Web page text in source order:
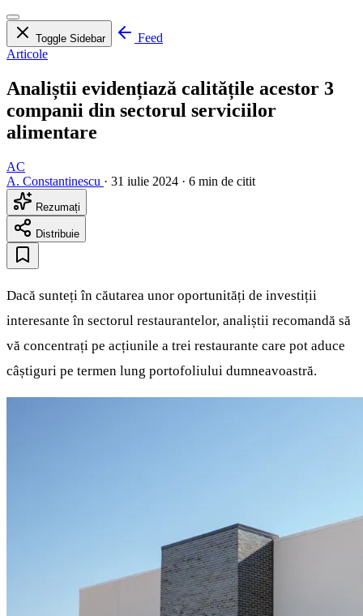
Toggle Sidebar
Feed
Articole
Analiștii evidențiază calitățile acestor 3
companii din sectorul serviciilor
alimentare
AC
A. Constantinescu · 31 iulie 2024 · 6 min de citit
Rezumați
Distribuie
Dacă sunteți în căutarea unor oportunități de investiții
interesante în sectorul restaurantelor, analiștii recomandă să
vă concentrați pe acțiunile a trei restaurante care pot aduce
câștiguri pe termen lung portofoliului dumneavoastră.